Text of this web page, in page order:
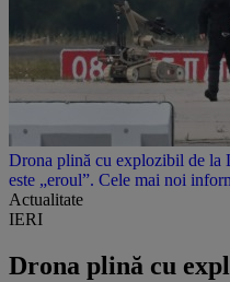
Drona plină cu explozibil de la
este „eroul”. Cele mai noi
Actualitate
IERI
Drona plină cu